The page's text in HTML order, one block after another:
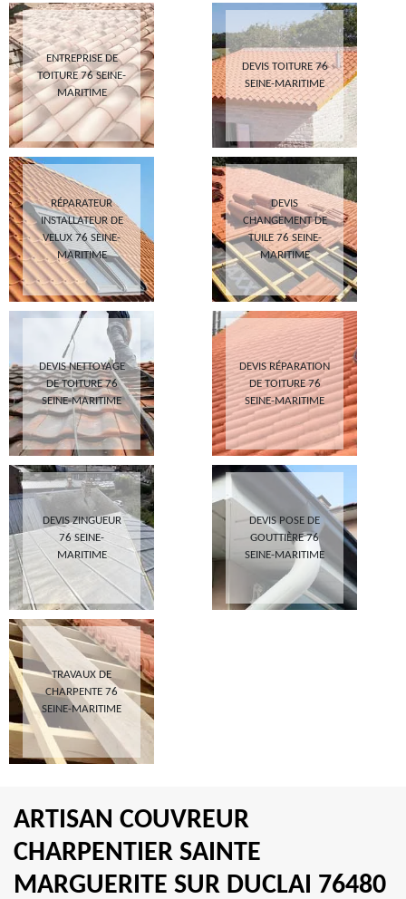
ENTREPRISE DE
TOITURE 76 SEINE-
MARITIME
DEVIS TOITURE 76
SEINE-MARITIME
RÉPARATEUR
INSTALLATEUR DE
VELUX 76 SEINE-
MARITIME
DEVIS
CHANGEMENT DE
TUILE 76 SEINE-
MARITIME
DEVIS NETTOYAGE
DE TOITURE 76
SEINE-MARITIME
DEVIS RÉPARATION
DE TOITURE 76
SEINE-MARITIME
DEVIS ZINGUEUR
76 SEINE-
MARITIME
DEVIS POSE DE
GOUTTIÈRE 76
SEINE-MARITIME
TRAVAUX DE
CHARPENTE 76
SEINE-MARITIME
ARTISAN COUVREUR
CHARPENTIER SAINTE
MARGUERITE SUR DUCLAI 76480